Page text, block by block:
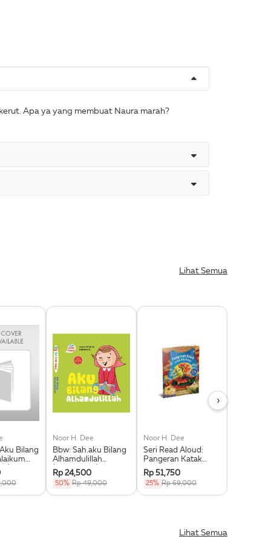
Apa ya yang membuat Naura marah?
Lihat Semua
Bilang
Noor H. Dee
Bbw: Sah.aku Bilang
Alhamdulillah
(Boardbook)
Rp 24,500
50% Rp 49,000
Noor H. Dee
Seri Read Aloud:
Pangeran Katak
Yang Bau Ketek
Rp 51,750
25% Rp 69,000
›
Lihat Semua